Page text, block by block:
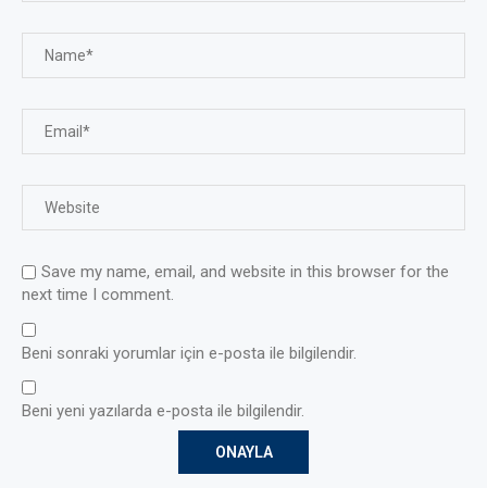
Save my name, email, and website in this browser for the
next time I comment.
Beni sonraki yorumlar için e-posta ile bilgilendir.
Beni yeni yazılarda e-posta ile bilgilendir.